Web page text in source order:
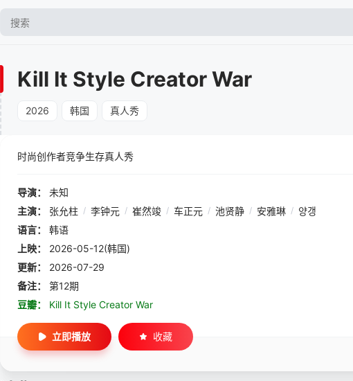
Kill It Style Creator War
2026 韩国 真人秀
时尚创作者竞争生存真人秀
导演：
未知
主演：
张允柱 / 李钟元 / 崔然竣 / 车正元 / 池贤静 / 安雅琳 / 양갱
语言：
韩语
上映：
2026-05-12(韩国)
更新：
2026-07-29
备注：
第12期
豆瓣：
Kill It Style Creator War
立即播放 收藏